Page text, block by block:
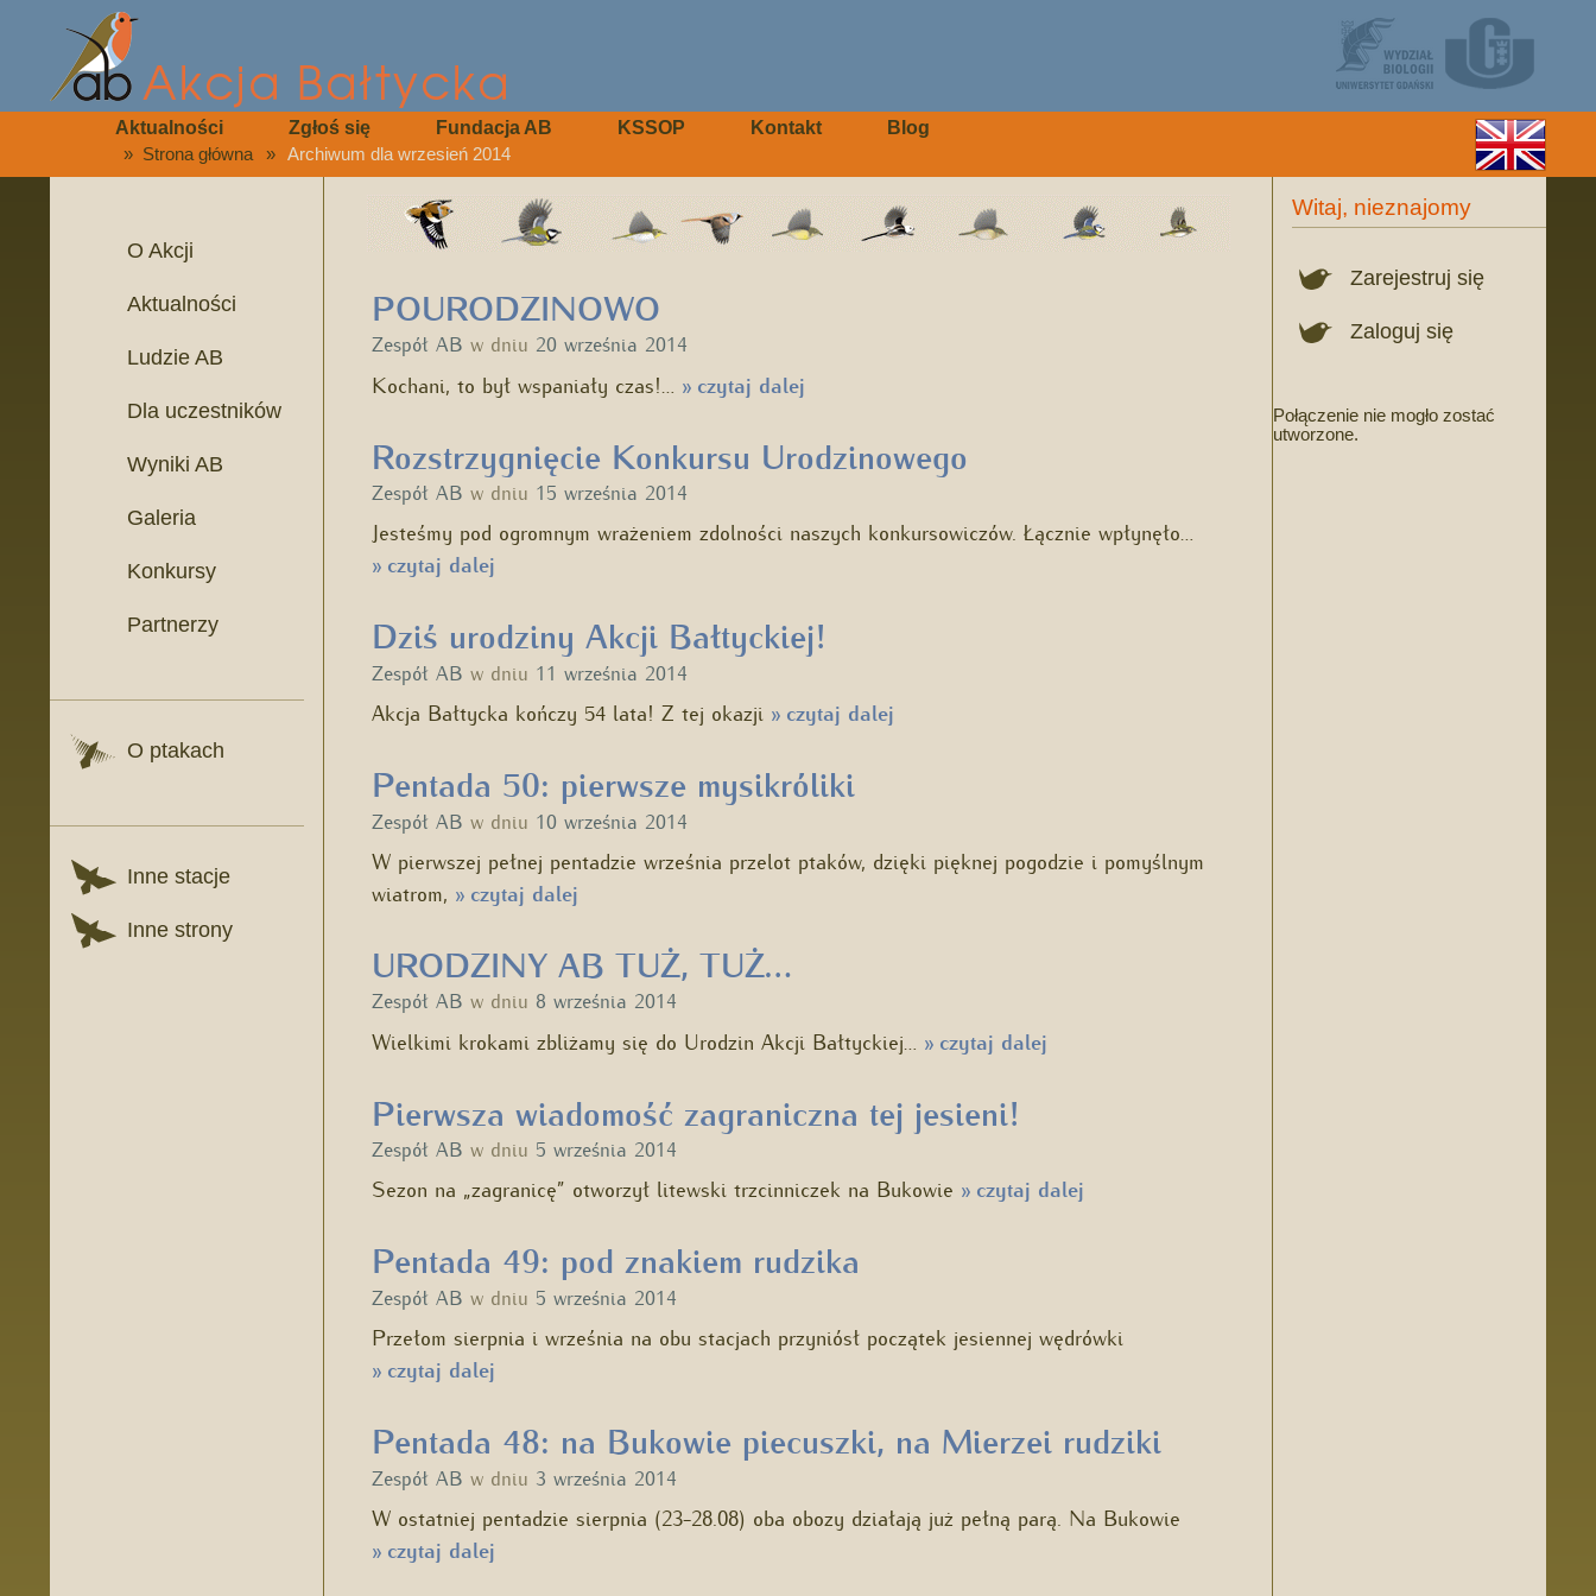
Aktualności Zgłoś się Fundacja AB KSSOP Kontakt Blog
» Strona główna » Archiwum dla wrzesień 2014
O Akcji
Aktualności
Ludzie AB
Dla uczestników
Wyniki AB
Galeria
Konkursy
Partnerzy
O ptakach
Inne stacje
Inne strony
POURODZINOWO
Zespół AB w dniu 20 września 2014
Kochani, to był wspaniały czas!… »czytaj dalej
Rozstrzygnięcie Konkursu Urodzinowego
Zespół AB w dniu 15 września 2014
Jesteśmy pod ogromnym wrażeniem zdolności naszych konkursowiczów. Łącznie wpłynęło…
»czytaj dalej
Dziś urodziny Akcji Bałtyckiej!
Zespół AB w dniu 11 września 2014
Akcja Bałtycka kończy 54 lata! Z tej okazji »czytaj dalej
Pentada 50: pierwsze mysikróliki
Zespół AB w dniu 10 września 2014
W pierwszej pełnej pentadzie września przelot ptaków, dzięki pięknej pogodzie i pomyślnym
wiatrom, »czytaj dalej
URODZINY AB TUŻ, TUŻ…
Zespół AB w dniu 8 września 2014
Wielkimi krokami zbliżamy się do Urodzin Akcji Bałtyckiej… »czytaj dalej
Pierwsza wiadomość zagraniczna tej jesieni!
Zespół AB w dniu 5 września 2014
Sezon na „zagranicę” otworzył litewski trzcinniczek na Bukowie »czytaj dalej
Pentada 49: pod znakiem rudzika
Zespół AB w dniu 5 września 2014
Przełom sierpnia i września na obu stacjach przyniósł początek jesiennej wędrówki
»czytaj dalej
Pentada 48: na Bukowie piecuszki, na Mierzei rudziki
Zespół AB w dniu 3 września 2014
W ostatniej pentadzie sierpnia (23-28.08) oba obozy działają już pełną parą. Na Bukowie
»czytaj dalej
Witaj, nieznajomy
Zarejestruj się
Zaloguj się
Połączenie nie mogło zostać
utworzone.